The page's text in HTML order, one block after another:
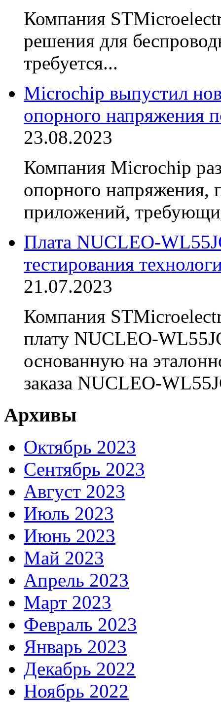
Компания
решения для
требуется...
Microchip выпустил
опорного напряжения
23.08.2023
Компания Microchip
опорного напряжения,
приложений,
Плата NUCLEO-
тестирования
21.07.2023
Компания
плату NUCLEO-
основанную на
заказа NUCLEO-
Архивы
Октябрь 2023
Сентябрь 2023
Август 2023
Июль 2023
Июнь 2023
Май 2023
Апрель 2023
Март 2023
Февраль 2023
Январь 2023
Декабрь 2022
Ноябрь 2022